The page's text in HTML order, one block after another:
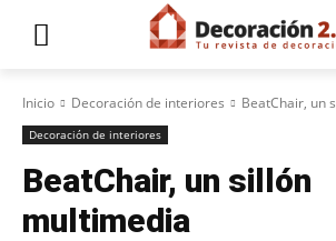
Inicio Decoración de interiores BeatChair, un
Decoración de interiores
BeatChair, un sillón
multimedia